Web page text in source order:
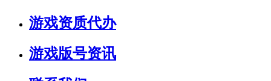
游戏资质代办
游戏版号资讯